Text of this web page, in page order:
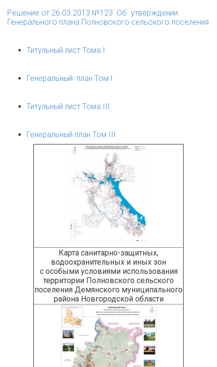
Решение от 26.03.2013 №123 Об утверждении
Генерального плана Полновского сельского поселения
Титульный лист Тома I
Генеральный план Том I
Титульный лист Тома III
Генеральный план Том III
Карта санитарно-защитных,
водоохранительных и иных зон
с особыми условиями использования
территории Полновского сельского
поселения Демянского муниципального
района Новгородской области